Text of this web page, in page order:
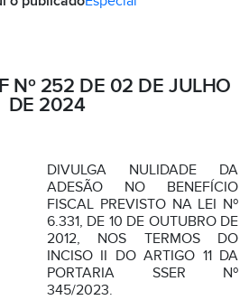
Nº 252 DE 02 DE JULHO
DE 2024
DIVULGA NULIDADE DA
ADESÃO NO BENEFÍCIO
FISCAL PREVISTO NA LEI Nº
6.331, DE 10 DE OUTUBRO DE
2012, NOS TERMOS DO
INCISO II DO ARTIGO 11 DA
PORTARIA SSER Nº
345/2023.